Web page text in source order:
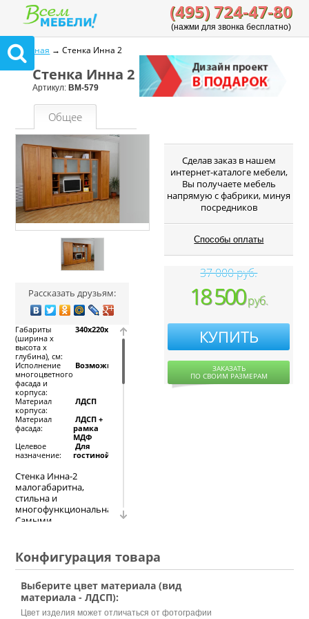
(495) 724-47-80
(нажми для звонка бесплатно)
Главная → Стенка Инна 2
Стенка Инна 2
Артикул: ВМ-579
Общее
Рассказать друзьям:
Габариты
(ширина х
высота х
глубина), см:
340x220x52,
Исполнение
многоцветного
фасада и
корпуса:
Возможно
Материал
корпуса:
ЛДСП
Материал
фасада:
ЛДСП +
рамка
МДФ
Целевое
назначение:
Для
гостиной
Стенка Инна-2
малогабаритна,
стильна и
многофункциональна.
Самыми
являются
расположенные по
двустворчатый и
одностворчатый
шкафы, имеющих в
Cделав заказ в нашем
интернет-каталоге мебели,
Вы получаете мебель
напрямую с фабрики, минуя
посредников
Способы оплаты
37 000 руб.
18 500руб.
КУПИТЬ
ЗАКАЗАТЬ
ПО СВОИМ РАЗМЕРАМ
Конфигурация товара
Выберите цвет материала (вид
материала - ЛДСП):
Цвет изделия может отличаться от фотографии